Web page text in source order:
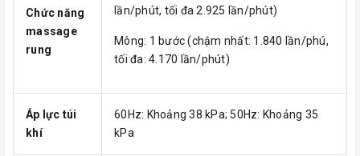
C hức năng
massage
rung
lần/phút, tối đa 2.925 lần/phút)
Mông: 1 bước (chậm nhất: 1.840 lần/phú,
tối đa: 4.170 lần/phút)
Áp lực túi
khí
60Hz: Khoảng 38 kPa; 50Hz: Khoảng 35
kPa